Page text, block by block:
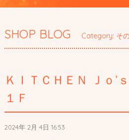
SHOP BLOG Category: そ
ＫＩＴＣＨＥＮ Ｊｏ’
１Ｆ
2024年 2月 4日 16:53